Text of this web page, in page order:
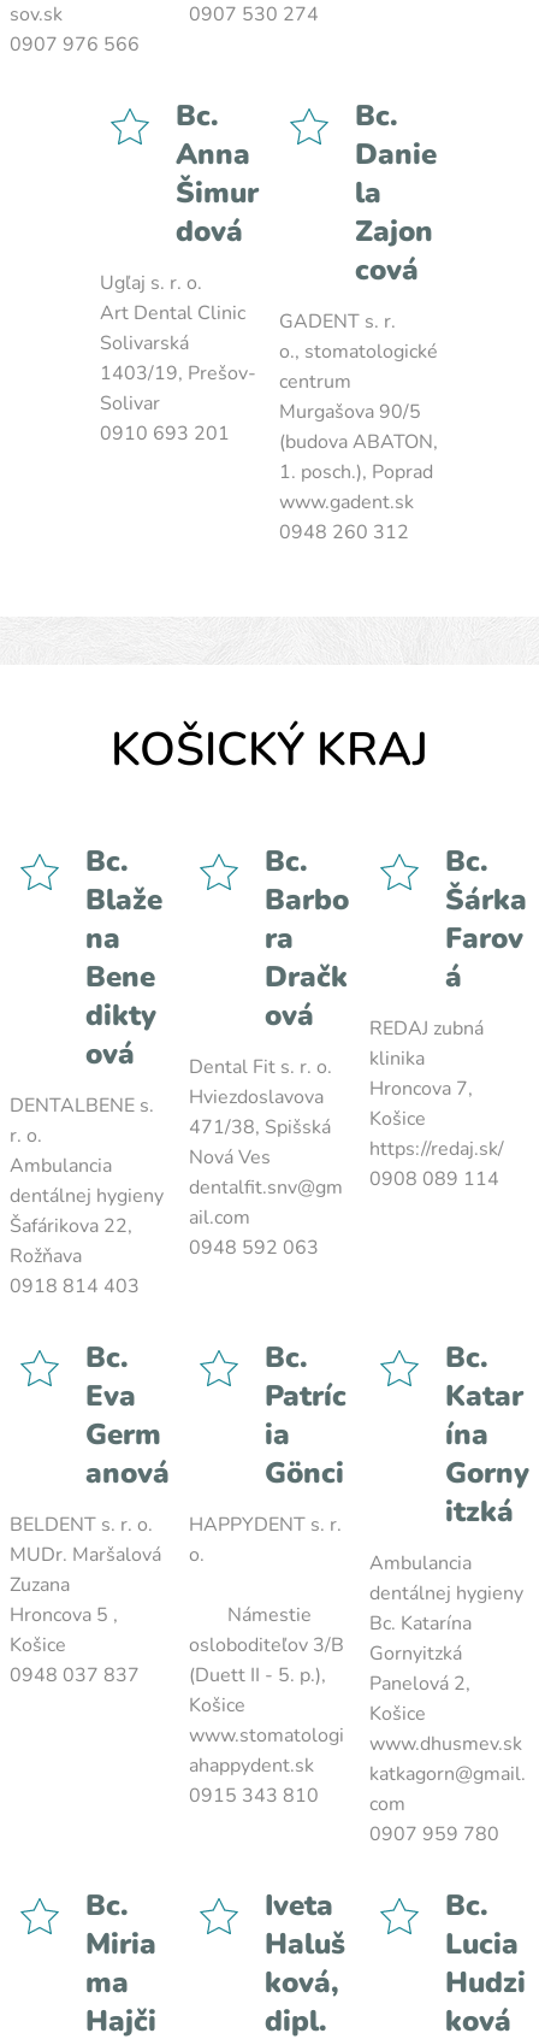
sov.sk
0907 976 566
0907 530 274
Bc.
Anna
Šimur
dová
Ugľaj s. r. o.
Art Dental Clinic
Solivarská
1403/19, Prešov-
Solivar
0910 693 201
Bc.
Danie
la
Zajon
cová
GADENT s. r.
o., stomatologické
centrum
Murgašova 90/5
(budova ABATON,
1. posch.), Poprad
www.gadent.sk
0948 260 312
KOŠICKÝ KRAJ
Bc.
Blaže
na
Bene
dikty
ová
DENTALBENE s.
r. o.
Ambulancia
dentálnej hygieny
Šafárikova 22,
Rožňava
0918 814 403
Bc.
Barbo
ra
Dračk
ová
Dental Fit s. r. o.
Hviezdoslavova
471/38, Spišská
Nová Ves
dentalfit.snv@gm
ail.com
0948 592 063
Bc.
Šárka
Farov
á
REDAJ zubná
klinika
Hroncova 7,
Košice
https://redaj.sk/
0908 089 114
Bc.
Eva
Germ
anová
BELDENT s. r. o.
MUDr. Maršalová
Zuzana
Hroncova 5 ,
Košice
0948 037 837
Bc.
Patríc
ia
Gönci
HAPPYDENT s. r.
o.
Námestie
osloboditeľov 3/B
(Duett II - 5. p.),
Košice
www.stomatologi
ahappydent.sk
0915 343 810
Bc.
Katar
ína
Gorny
itzká
Ambulancia
dentálnej hygieny
Bc. Katarína
Gornyitzká
Panelová 2,
Košice
www.dhusmev.sk
katkagorn@gmail.
com
0907 959 780
Bc.
Miria
ma
Hajči
Iveta
Haluš
ková,
dipl.
Bc.
Lucia
Hudzi
ková